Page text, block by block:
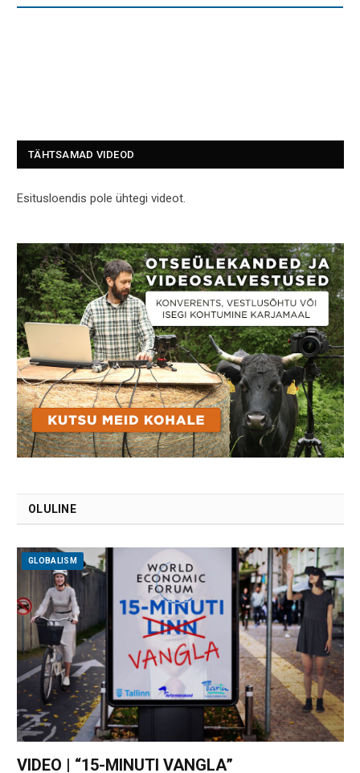
TÄHTSAMAD VIDEOD
Esitusloendis pole ühtegi videot.
OLULINE
GLOBALISM
VIDEO | “15-MINUTI VANGLA”